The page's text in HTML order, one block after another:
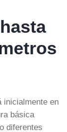
inicialmente en
básica
diferentes